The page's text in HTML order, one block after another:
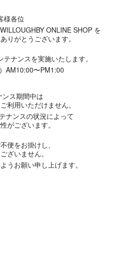
様各位
ONLINE SHOP を
りがとうございます。
ナンスを実施いたします。
AM10:00〜PM1:00
ス期間中は
利用いただけません。
ナンスの状況によって
がございます。
便をお掛けし、
ざいません。
うお願い申し上げます。